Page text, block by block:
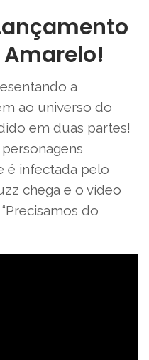
Amarelo!
a
ao universo do
em duas partes!
é infectada pelo
chega e o vídeo
do